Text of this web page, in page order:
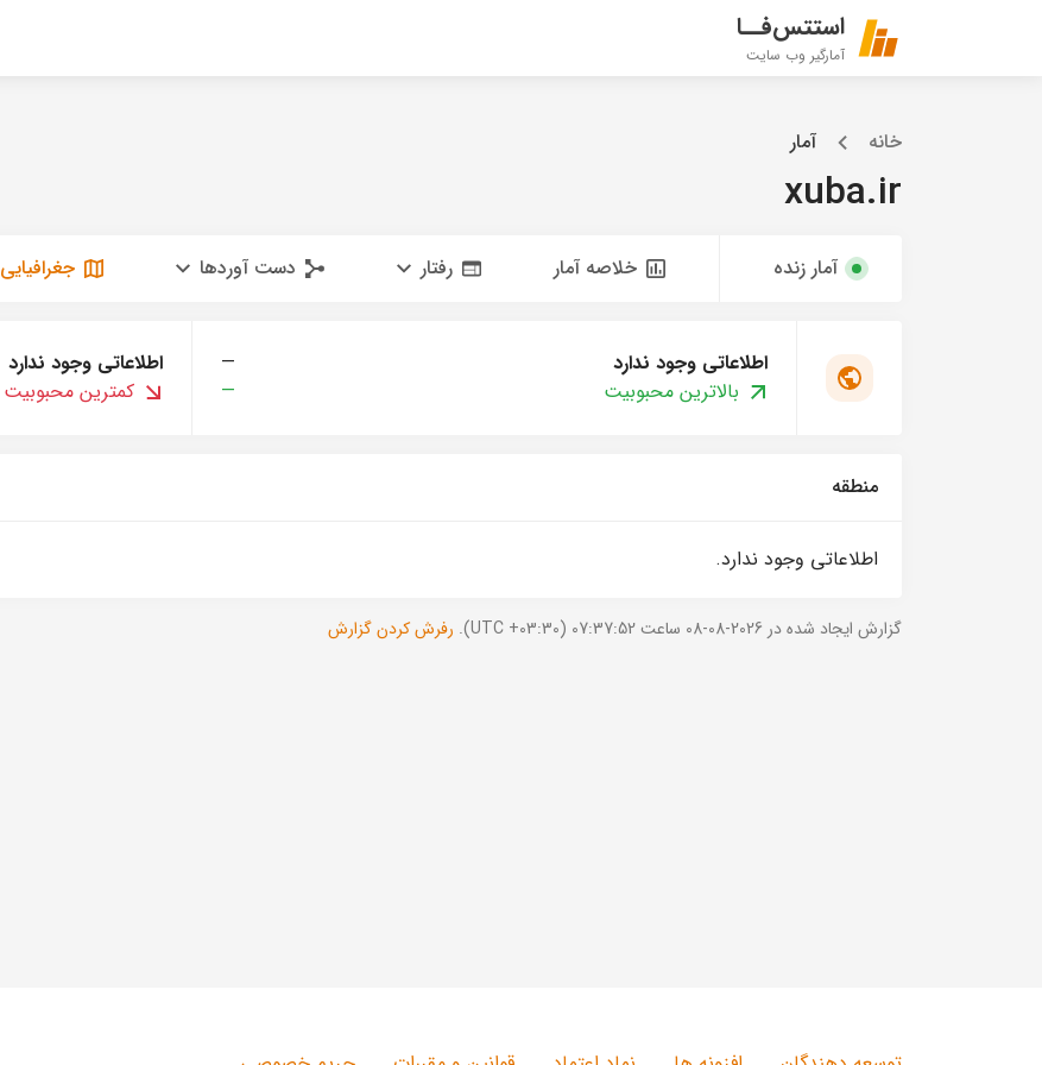
استتس‌فــا
آمارگیر وب سایت
خانه آمار
xuba.ir
آمار زنده خلاصه آمار رفتار دست آوردها جغرافیایی
اطلاعاتی وجود ندارد
—
بالاترین محبوبیت
—
اطلاعاتی وجود ندارد
کمترین محبوبیت
منطقه
اطلاعاتی وجود ندارد.
گزارش ایجاد شده در 2026-08-08 ساعت 07:37:52 (UTC +03:30). رفرش کردن گزارش